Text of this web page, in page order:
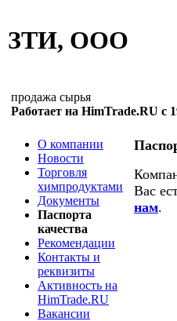
ЗТИ, ООО
продажа сырья
Работает на HimTrade.RU с
О компании
Новости
Торговля
химпродуктами
Документы
Паспорта
качества
Рекомендации
Контакты и
реквизиты
Активность на
HimTrade.RU
Вакансии
Вас
нам.